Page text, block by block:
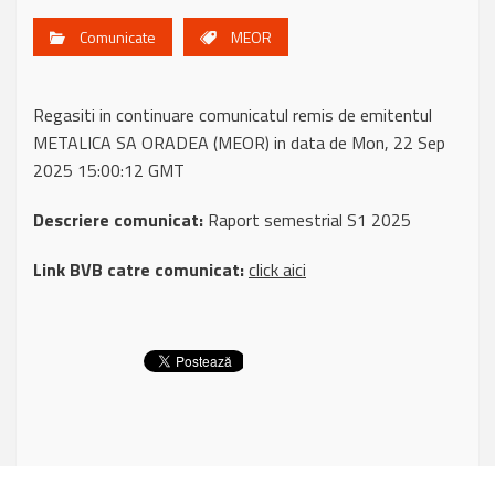
Comunicate MEOR
Regasiti in continuare comunicatul remis de emitentul
METALICA SA ORADEA (MEOR) in data de Mon, 22 Sep
2025 15:00:12 GMT
Descriere comunicat: Raport semestrial S1 2025
Link BVB catre comunicat:click aici